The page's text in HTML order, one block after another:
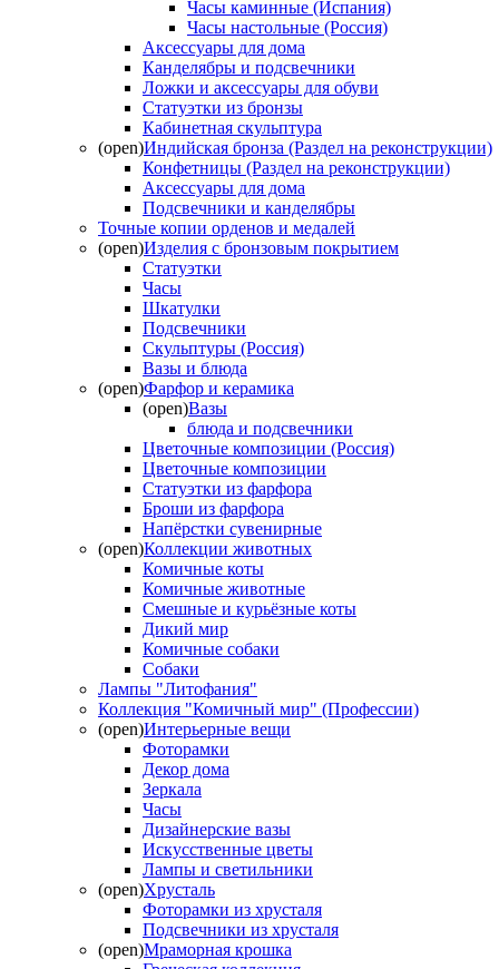
Часы каминные (Испания)
Часы настольные (Россия)
Аксессуары для дома
Канделябры и подсвечники
Ложки и аксессуары для обуви
Статуэтки из бронзы
Кабинетная скульптура
(open)Индийская бронза (Раздел на реконструкции)
Конфетницы (Раздел на реконструкции)
Аксессуары для дома
Подсвечники и канделябры
Точные копии орденов и медалей
(open)Изделия с бронзовым покрытием
Статуэтки
Часы
Шкатулки
Подсвечники
Скульптуры (Россия)
Вазы и блюда
(open)Фарфор и керамика
(open)Вазы
блюда и подсвечники
Цветочные композиции (Россия)
Цветочные композиции
Статуэтки из фарфора
Броши из фарфора
Напёрстки сувенирные
(open)Коллекции животных
Комичные коты
Комичные животные
Смешные и курьёзные коты
Дикий мир
Комичные собаки
Собаки
Лампы "Литофания"
Коллекция "Комичный мир" (Профессии)
(open)Интерьерные вещи
Фоторамки
Декор дома
Зеркала
Часы
Дизайнерские вазы
Искусственные цветы
Лампы и светильники
(open)Хрусталь
Фоторамки из хрусталя
Подсвечники из хрусталя
(open)Мраморная крошка